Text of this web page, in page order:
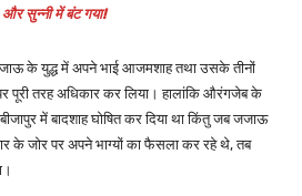
और सुन्नी में बंट गया!
के युद्ध में अपने भाई आजमशाह तथा उसके तीनों
पूरी तरह अधिकार कर लिया। हालांकि औरंगजेब के
में बादशाह घोषित कर दिया था किंतु जब जजाऊ
जोर पर अपने भाग्यों का फैसला कर रहे थे, तब